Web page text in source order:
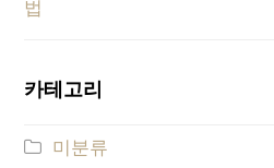
카테고리
미분류